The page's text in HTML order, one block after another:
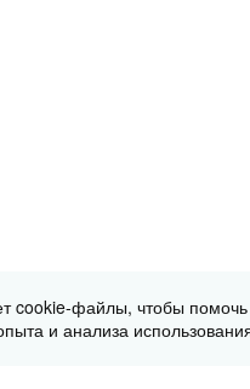
cookie-файлы, чтобы
и анализа